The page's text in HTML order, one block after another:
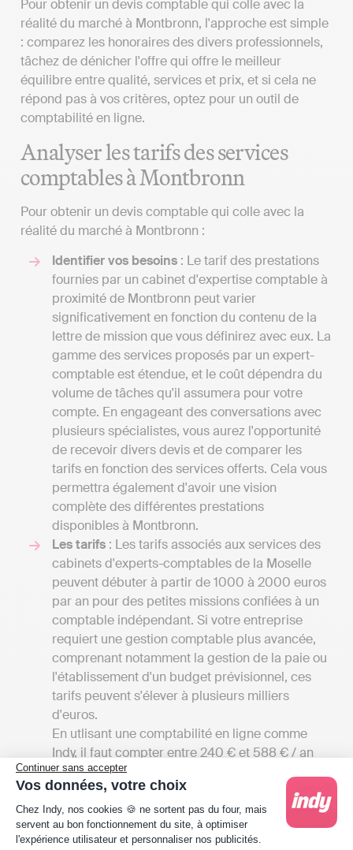
Continuer sans accepter
Vos données, votre choix
Plateforme de Gestion du Consentement :
Chez Indy, nos cookies 🍪 ne sortent pas du four, mais
servent au bon fonctionnement du site, à optimiser
l'expérience utilisateur et personnaliser nos publicités.
Pour obtenir un devis comptable qui colle avec la
réalité du marché à Montbronn, l'approche est simple
: comparez les honoraires des divers professionnels,
tâchez de dénicher l'offre qui offre le meilleur
équilibre entre qualité, services et prix, et si cela ne
répond pas à vos critères, optez pour un outil de
comptabilité en ligne.
Analyser les tarifs des services
comptables à Montbronn
Pour obtenir un devis comptable qui colle avec la
réalité du marché à Montbronn :
Identifier vos besoins : Le tarif des prestations
fournies par un cabinet d'expertise comptable à
proximité de Montbronn peut varier
significativement en fonction du contenu de la
lettre de mission que vous définirez avec eux. La
gamme des services proposés par un expert-
comptable est étendue, et le coût dépendra du
volume de tâches qu'il assumera pour votre
compte. En engageant des conversations avec
plusieurs spécialistes, vous aurez l'opportunité
de recevoir divers devis et de comparer les
tarifs en fonction des services offerts. Cela vous
permettra également d'avoir une vision
complète des différentes prestations
disponibles à Montbronn.
Les tarifs : Les tarifs associés aux services des
cabinets d'experts-comptables de la Moselle
peuvent débuter à partir de 1000 à 2000 euros
par an pour des petites missions confiées à un
comptable indépendant. Si votre entreprise
requiert une gestion comptable plus avancée,
comprenant notamment la gestion de la paie ou
l'établissement d'un budget prévisionnel, ces
tarifs peuvent s'élever à plusieurs milliers
d'euros.
En utlisant une comptabilité en ligne comme
Indy, il faut compter entre 240 € et 588 € / an
HT en fonction de la taille de l'entreprise, car
Indy n'est là que pour assister les professionnels
dans leur comptabilité, contrairement aux
cabinets d’expertise comptable qui réaliseront